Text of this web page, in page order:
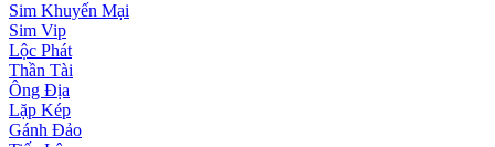
Sim Khuyến Mại
Sim Vip
Lộc Phát
Thần Tài
Ông Địa
Lặp Kép
Gánh Đảo